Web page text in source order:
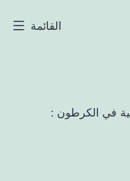
القائمة
في الكرطون :